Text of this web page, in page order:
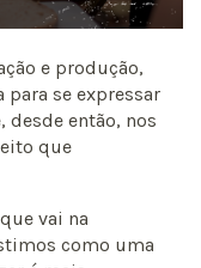
e produção,
para se expressar
desde então, nos
que
vai na
como uma